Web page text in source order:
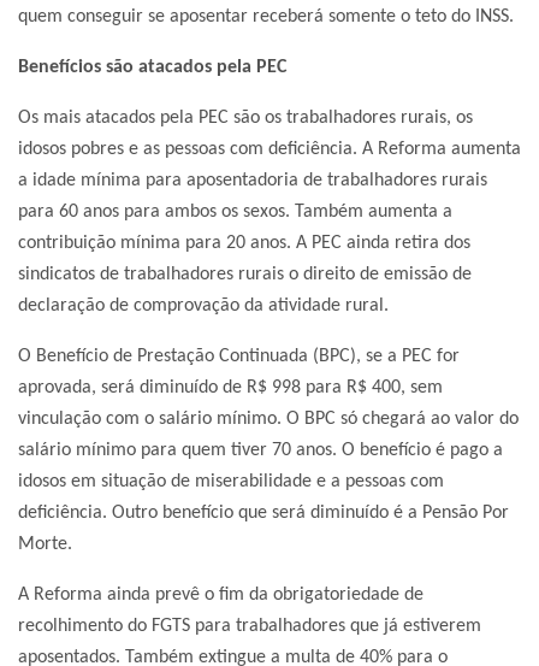
quem conseguir se aposentar receberá somente o teto do INSS.
Benefícios são atacados pela PEC
Os mais atacados pela PEC são os trabalhadores rurais, os
idosos pobres e as pessoas com deficiência. A Reforma aumenta
a idade mínima para aposentadoria de trabalhadores rurais
para 60 anos para ambos os sexos. Também aumenta a
contribuição mínima para 20 anos. A PEC ainda retira dos
sindicatos de trabalhadores rurais o direito de emissão de
declaração de comprovação da atividade rural.
O Benefício de Prestação Continuada (BPC), se a PEC for
aprovada, será diminuído de R$ 998 para R$ 400, sem
vinculação com o salário mínimo. O BPC só chegará ao valor do
salário mínimo para quem tiver 70 anos. O benefício é pago a
idosos em situação de miserabilidade e a pessoas com
deficiência. Outro benefício que será diminuído é a Pensão Por
Morte.
A Reforma ainda prevê o fim da obrigatoriedade de
recolhimento do FGTS para trabalhadores que já estiverem
aposentados. Também extingue a multa de 40% para o